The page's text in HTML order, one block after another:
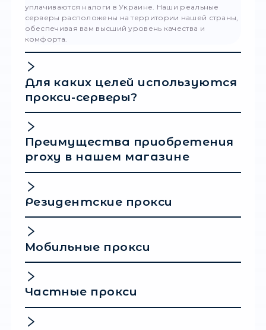
Полезные
рекомендации
Для эффективного использования
прокси рекомендуется:
для личных целей (предпочтительно для
с большим объёмом данных), поскольку
самый надёжный вариант для
автоматизированных запросов
соблюдать большие перерывы между
Не следует выбирать датацентровые
крупных бизнес-задач, поскольку велики
использовать альтернативные варианты.